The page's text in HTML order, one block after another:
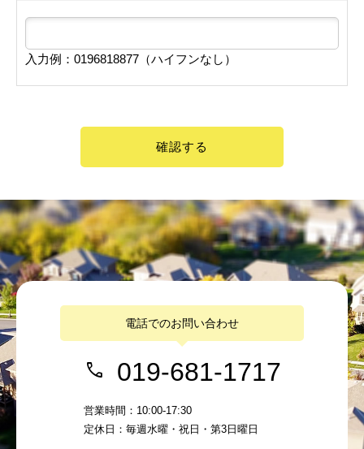
入力例：0196818877（ハイフンなし）
確認する
電話でのお問い合わせ
019-681-1717
営業時間：10:00-17:30
定休日：毎週水曜・祝日・第3日曜日